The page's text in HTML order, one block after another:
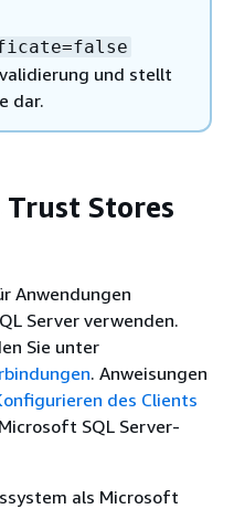
und stellt
dar.
Stores
Anwendungen
Server verwenden.
Sie unter
. Anweisungen
des Clients
SQL Server-
als Microsoft